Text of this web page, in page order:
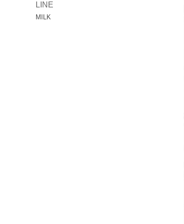
LINE
MILK